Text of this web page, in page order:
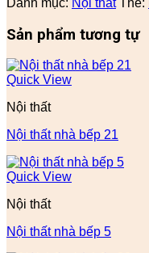
Sản phẩm tương tự
Quick View
Nội thất
Nội thất nhà bếp 21
Quick View
Nội thất
Nội thất nhà bếp 5